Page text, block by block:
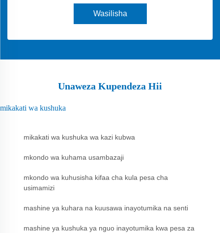
Wasilisha
Unaweza Kupendeza Hii
mikakati wa kushuka
mikakati wa kushuka wa kazi kubwa
mkondo wa kuhama usambazaji
mkondo wa kuhusisha kifaa cha kula pesa cha
usimamizi
mashine ya kuhara na kuusawa inayotumika na senti
mashine ya kushuka ya nguo inayotumika kwa pesa za